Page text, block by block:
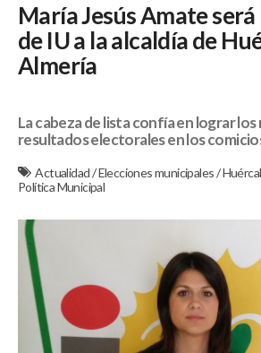
María Jesús Amate
de IU a la alcaldía de
Almería
La cabeza de lista confía en lograr
resultados electorales en los
Actualidad/Elecciones municipales/
Política Municipal